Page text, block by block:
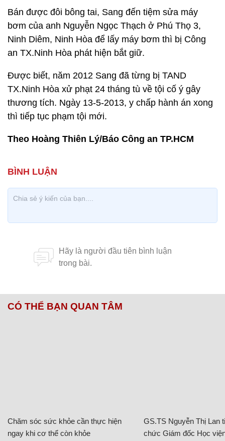
Bán được đôi bông tai, Sang đến tiệm sửa máy
bơm của anh Nguyễn Ngọc Thạch ở Phú Thọ 3,
Ninh Diêm, Ninh Hòa để lấy máy bơm thì bị Công
an TX.Ninh Hòa phát hiện bắt giữ.
Được biết, năm 2012 Sang đã từng bị TAND
TX.Ninh Hòa xử phạt 24 tháng tù về tội cố ý gây
thương tích. Ngày 13-5-2013, y chấp hành án xong
thì tiếp tục phạm tội mới.
Theo Hoàng Thiên Lý/Báo Công an TP.HCM
CÓ THỂ BẠN QUAN TÂM
Chăm sóc sức khỏe cần thực hiện
ngay khi cơ thể còn khỏe
GS.TS Nguyễn Thị Lan
chức Giám đốc Học